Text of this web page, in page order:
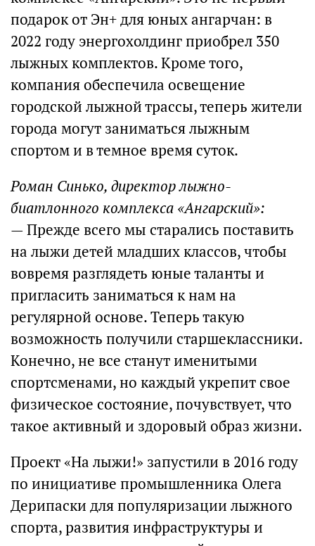
подарок от Эн+ для юных ангарчан: в
2022 году энергохолдинг приобрел 350
лыжных комплектов. Кроме того,
компания обеспечила освещение
городской лыжной трассы, теперь жители
города могут заниматься лыжным
спортом и в темное время суток.
Роман Синько, директор лыжно-
биатлонного комплекса «Ангарский»:
— Прежде всего мы старались поставить
на лыжи детей младших классов, чтобы
вовремя разглядеть юные таланты и
пригласить заниматься к нам на
регулярной основе. Теперь такую
возможность получили старшеклассники.
Конечно, не все станут именитыми
спортсменами, но каждый укрепит свое
физическое состояние, почувствует, что
такое активный и здоровый образ жизни.
Проект «На лыжи!» запустили в 2016 году
по инициативе промышленника Олега
Дерипаски для популяризации лыжного
спорта, развития инфраструктуры и